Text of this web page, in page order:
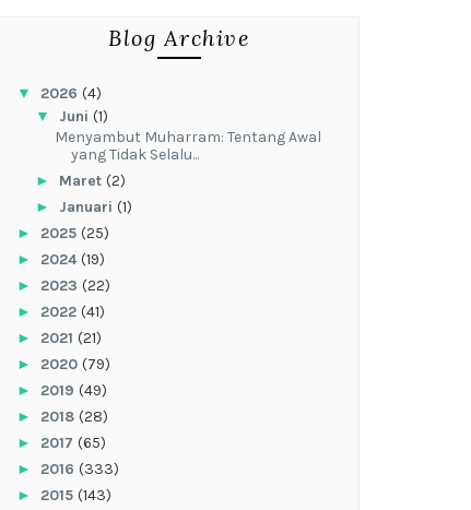
Blog Archive
▼ 2026 (4)
▼ Juni (1)
Menyambut Muharram: Tentang Awal
yang Tidak Selalu...
► Maret (2)
► Januari (1)
► 2025 (25)
► 2024(19)
► 2023 (22)
► 2022 (41)
► 2021 (21)
► 2020 (79)
► 2019 (49)
► 2018 (28)
► 2017 (65)
► 2016 (333)
► 2015 (143)